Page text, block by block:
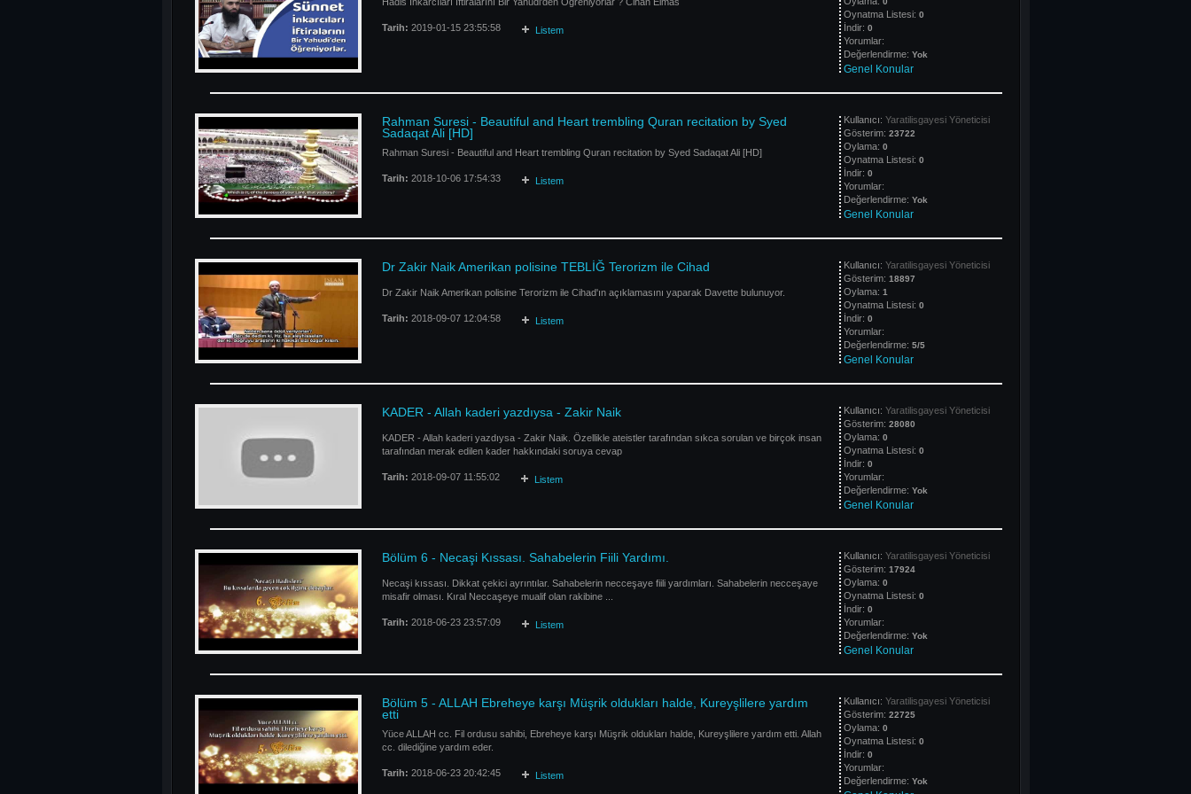
Tarih: 2019-01-15 23:55:58 Listem
Oynatma Listesi: 0
İndir: 0
Yorumlar:
Değerlendirme: Yok
Genel Konular
Rahman Suresi - Beautiful and Heart trembling Quran recitation by Syed
Sadaqat Ali [HD]
Rahman Suresi - Beautiful and Heart trembling Quran recitation by Syed Sadaqat Ali [HD]
Tarih: 2018-10-06 17:54:33 Listem
Kullanıcı: Yaratilisgayesi Yöneticisi
Gösterim: 23722
Oylama: 0
Oynatma Listesi: 0
İndir: 0
Yorumlar:
Değerlendirme: Yok
Genel Konular
Dr Zakir Naik Amerikan polisine TEBLİĞ Terorizm ile Cihad
Dr Zakir Naik Amerikan polisine Terorizm ile Cihad'ın açıklamasını yaparak Davette bulunuyor.
Tarih: 2018-09-07 12:04:58 Listem
Kullanıcı: Yaratilisgayesi Yöneticisi
Gösterim: 18897
Oylama: 1
Oynatma Listesi: 0
İndir: 0
Yorumlar:
Değerlendirme: 5/5
Genel Konular
KADER - Allah kaderi yazdıysa - Zakir Naik
KADER - Allah kaderi yazdıysa - Zakir Naik. Özellikle ateistler tarafından sıkca sorulan ve birçok insan
tarafından merak edilen kader hakkındaki soruya cevap
Tarih: 2018-09-07 11:55:02 Listem
Kullanıcı: Yaratilisgayesi Yöneticisi
Gösterim: 28080
Oylama: 0
Oynatma Listesi: 0
İndir: 0
Yorumlar:
Değerlendirme: Yok
Genel Konular
Bölüm 6 - Necaşi Kıssası. Sahabelerin Fiili Yardımı.
Necaşi kıssası. Dikkat çekici ayrıntılar. Sahabelerin necceşaye fiili yardımları. Sahabelerin necceşaye
misafir olması. Kıral Neccaşeye mualif olan rakibine ...
Tarih: 2018-06-23 23:57:09 Listem
Kullanıcı: Yaratilisgayesi Yöneticisi
Gösterim: 17924
Oylama: 0
Oynatma Listesi: 0
İndir: 0
Yorumlar:
Değerlendirme: Yok
Genel Konular
Bölüm 5 - ALLAH Ebreheye karşı Müşrik oldukları halde, Kureyşlilere yardım
etti
Yüce ALLAH cc. Fil ordusu sahibi, Ebreheye karşı Müşrik oldukları halde, Kureyşlilere yardım etti. Allah
cc. dilediğine yardım eder.
Tarih: 2018-06-23 20:42:45 Listem
Kullanıcı: Yaratilisgayesi Yöneticisi
Gösterim: 22725
Oylama: 0
Oynatma Listesi: 0
İndir: 0
Yorumlar:
Değerlendirme: Yok